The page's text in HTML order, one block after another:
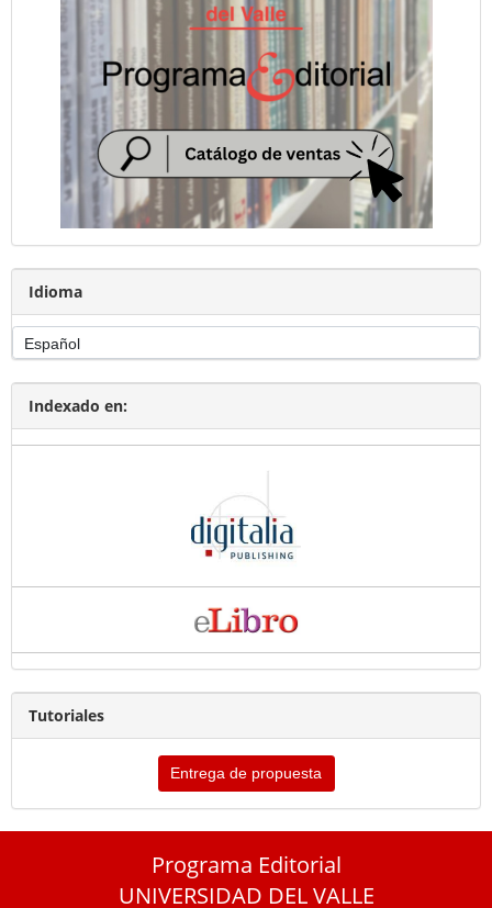
Idioma
Indexado en:
Tutoriales
Entrega de propuesta
Programa Editorial
UNIVERSIDAD DEL VALLE